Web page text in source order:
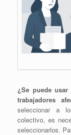
¿Se puede
trabajadores
seleccionar a
colectivo, es
seleccionarlos.